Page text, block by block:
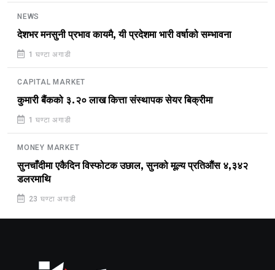
NEWS
देशभर मनसुनी प्रभाव कायमै, यी प्रदेशमा भारी वर्षाको सम्भावना
1 घण्टा अगाडी
CAPITAL MARKET
कुमारी बैंकको ३.२० लाख कित्ता संस्थापक सेयर बिक्रीमा
1 घण्टा अगाडी
MONEY MARKET
सुनचाँदीमा एकैदिन विस्फोटक उछाल, सुनको मूल्य प्रतिऔंस ४,३४२
डलरमाथि
23 घण्टा अगाडी